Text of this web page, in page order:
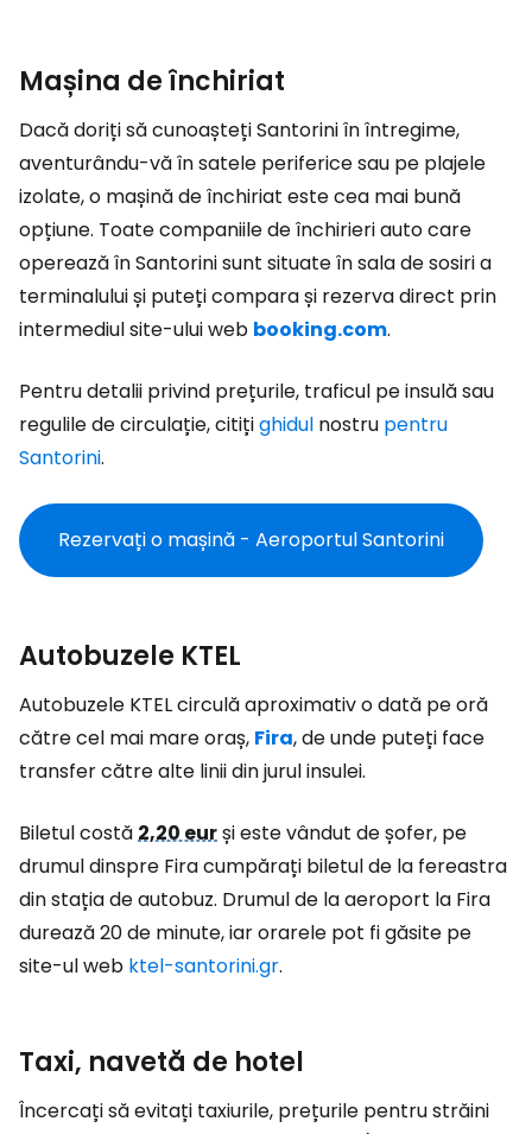
Mașina de închiriat
Dacă doriți să cunoașteți Santorini în întregime,
aventurându-vă în satele periferice sau pe plajele
izolate, o mașină de închiriat este cea mai bună
opțiune. Toate companiile de închirieri auto care
operează în Santorini sunt situate în sala de sosiri a
terminalului și puteți compara și rezerva direct prin
intermediul site-ului web booking.com.
Pentru detalii privind prețurile, traficul pe insulă sau
regulile de circulație, citițighidul nostru pentru
Santorini.
Rezervați o mașină - Aeroportul Santorini
Autobuzele KTEL
Autobuzele KTEL circulă aproximativ o dată pe oră
către cel mai mare oraș, Fira, de unde puteți face
transfer către alte linii din jurul insulei.
Biletul costă2,20 eurși este vândut de șofer, pe
drumul dinspre Fira cumpărați biletul de la fereastra
din stația de autobuz. Drumul de la aeroport la Fira
durează 20 de minute, iar orarele pot fi găsite pe
site-ul web ktel-santorini.gr.
Taxi, navetă de hotel
Încercați să evitați taxiurile, prețurile pentru străini